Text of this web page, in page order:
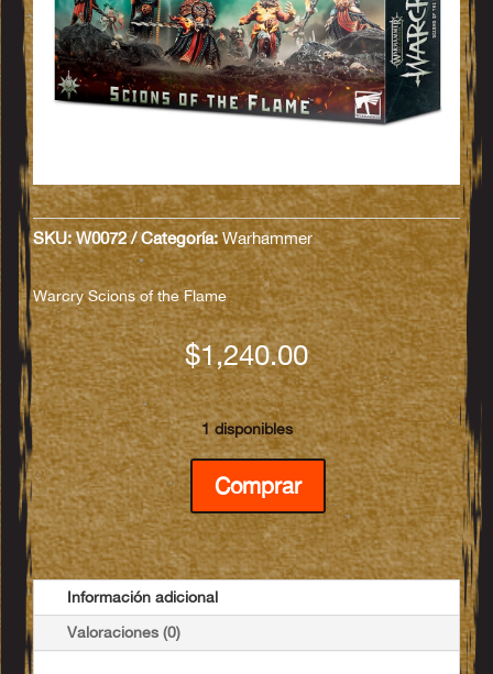
SKU:W0072 Categoría: Warhammer
Warcry Scions of the Flame
$1,240.00
1 disponibles
Warcry
Scions
of
the
Flame
cantidad
Comprar
Información adicional
Valoraciones (0)